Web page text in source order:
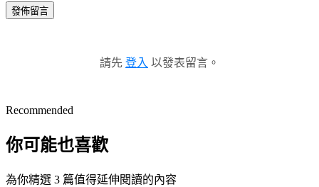
發佈留言
請先 登入 以發表留言。
Recommended
你可能也喜歡
為你精選 3 篇值得延伸閱讀的內容